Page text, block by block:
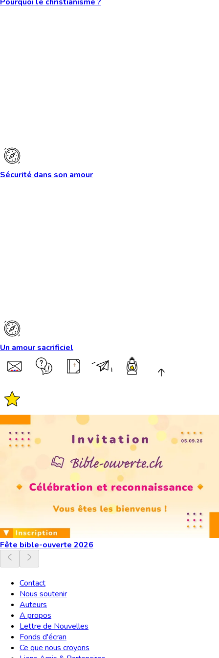
Pourquoi le christianisme ?
Sécurité dans son amour
Un amour sacrificiel
Fête bible-ouverte 2026
Contact
Nous soutenir
Auteurs
A propos
Lettre de Nouvelles
Fonds d'écran
Ce que nous croyons